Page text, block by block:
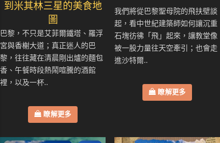
到米其林三星的美食地
圖
巴黎，不只是艾菲爾鐵塔、羅浮
宮與香榭大道；真正迷人的巴
黎，往往藏在清晨剛出爐的麵包
香、午餐時段熱鬧喧騰的酒館
裡，以及一杯..
瞭解更多
我們將從巴黎聖母院的飛扶壁談
起，看中世紀建築師如何讓沉重
石塊彷彿「飛」起來，讓教堂像
被一股力量往天空牽引；也會走
進沙特爾..
瞭解更多